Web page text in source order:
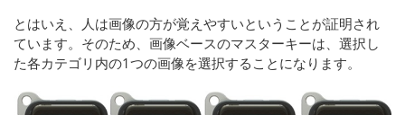
とはいえ、人は画像の方が覚えやすいということが証明され
ています。そのため、画像ベースのマスターキーは、選択し
た各カテゴリ内の1つの画像を選択することになります。